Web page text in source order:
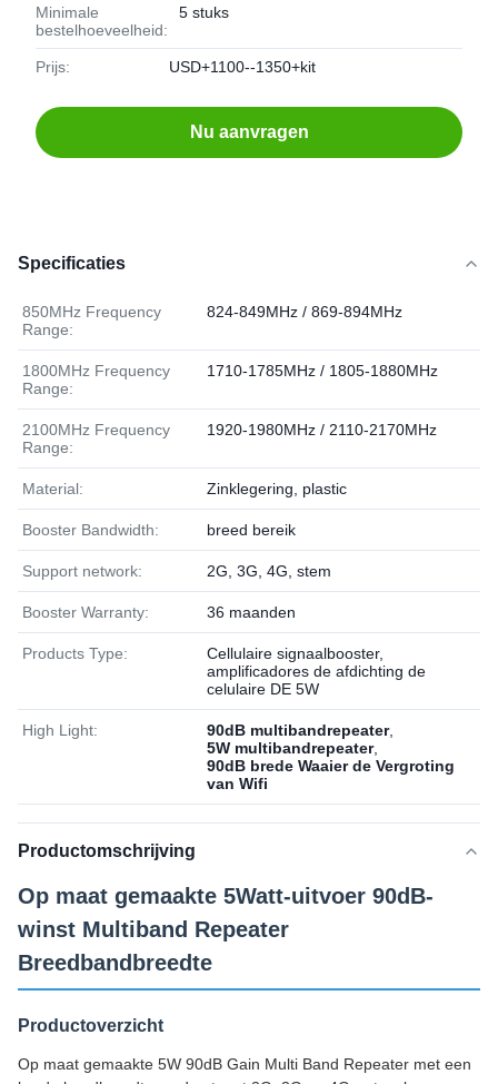
Minimale
bestelhoeveelheid:
5 stuks
Prijs: USD+1100--1350+kit
Nu aanvragen
Specificaties
850MHz Frequency
Range:
824-849MHz / 869-894MHz
1800MHz Frequency
Range:
1710-1785MHz / 1805-1880MHz
2100MHz Frequency
Range:
1920-1980MHz / 2110-2170MHz
Material: Zinklegering, plastic
Booster Bandwidth: breed bereik
Support network: 2G, 3G, 4G, stem
Booster Warranty: 36 maanden
Products Type:
Cellulaire signaalbooster,
amplificadores de afdichting de
celulaire DE 5W
High Light: 90dB multibandrepeater,
5W multibandrepeater,
90dB brede Waaier de Vergroting
van Wifi
Productomschrijving
Op maat gemaakte 5Watt-uitvoer 90dB-
winst Multiband Repeater
Breedbandbreedte
Productoverzicht
Op maat gemaakte 5W 90dB Gain Multi Band Repeater met een